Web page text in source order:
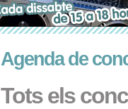
Agenda de
Tots els